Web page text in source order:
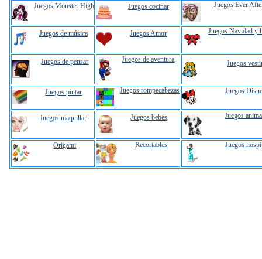
Juegos Monster High Juegos cocinar Juegos Ever
Juegos de música Juegos Amor Juegos Navidad y
Juegos de pensar Juegos de aventura. Juegos
Juegos pintar Juegos rompecabezas Juegos
Juegos maquillar. Juegos bebes. Juegos
Origami Recortables Juegos